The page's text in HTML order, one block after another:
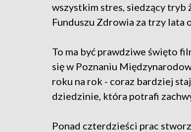
wszystkim stres, siedzący tryb
Funduszu Zdrowia za trzy lata
To ma być prawdziwe święto
się w Poznaniu
roku na rok - coraz bardziej
dziedzinie, która potrafi
Ponad czterdzieści prac